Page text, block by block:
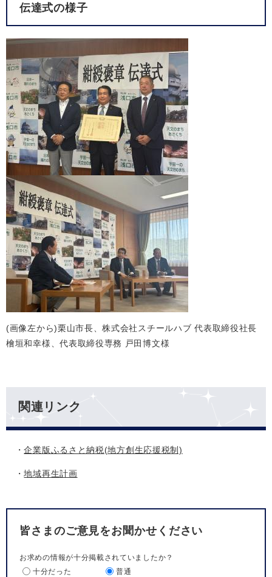
伝達式の様子
(画像左から)栗山市長、株式会社スチールハブ 代表取締役社長
檜垣和幸様、代表取締役専務 戸田博文様
関連リンク
・企業版ふるさと納税(地方創生応援税制)
・地域再生計画
皆さまのご意見をお聞かせください
お求めの情報が十分掲載されていましたか？
十分だった
普通